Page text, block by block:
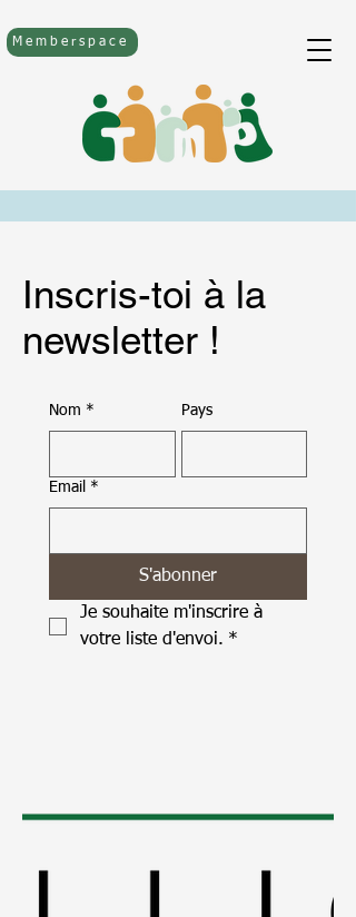
Memberspace
Inscris-toi à la
newsletter !
Nom * Pays
Email *
S'abonner
Je souhaite m'inscrire à
votre liste d'envoi. *